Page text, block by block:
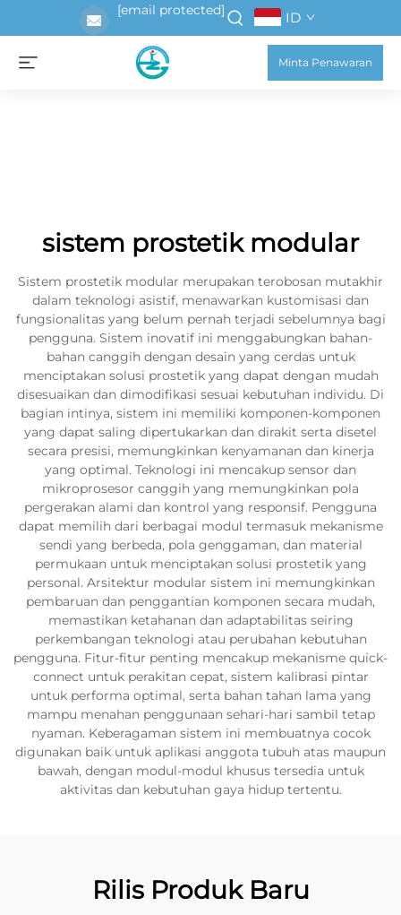
[email protected] ID
Minta Penawaran
sistem prostetik modular
Sistem prostetik modular merupakan terobosan mutakhir
dalam teknologi asistif, menawarkan kustomisasi dan
fungsionalitas yang belum pernah terjadi sebelumnya bagi
pengguna. Sistem inovatif ini menggabungkan bahan-
bahan canggih dengan desain yang cerdas untuk
menciptakan solusi prostetik yang dapat dengan mudah
disesuaikan dan dimodifikasi sesuai kebutuhan individu. Di
bagian intinya, sistem ini memiliki komponen-komponen
yang dapat saling dipertukarkan dan dirakit serta disetel
secara presisi, memungkinkan kenyamanan dan kinerja
yang optimal. Teknologi ini mencakup sensor dan
mikroprosesor canggih yang memungkinkan pola
pergerakan alami dan kontrol yang responsif. Pengguna
dapat memilih dari berbagai modul termasuk mekanisme
sendi yang berbeda, pola genggaman, dan material
permukaan untuk menciptakan solusi prostetik yang
personal. Arsitektur modular sistem ini memungkinkan
pembaruan dan penggantian komponen secara mudah,
memastikan ketahanan dan adaptabilitas seiring
perkembangan teknologi atau perubahan kebutuhan
pengguna. Fitur-fitur penting mencakup mekanisme quick-
connect untuk perakitan cepat, sistem kalibrasi pintar
untuk performa optimal, serta bahan tahan lama yang
mampu menahan penggunaan sehari-hari sambil tetap
nyaman. Keberagaman sistem ini membuatnya cocok
digunakan baik untuk aplikasi anggota tubuh atas maupun
bawah, dengan modul-modul khusus tersedia untuk
aktivitas dan kebutuhan gaya hidup tertentu.
Rilis Produk Baru